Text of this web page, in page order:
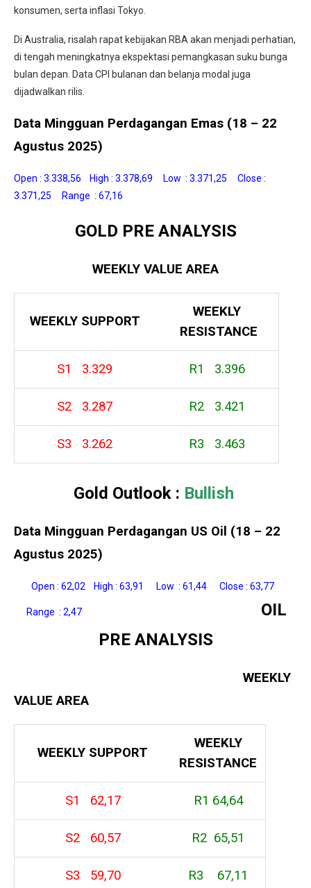
konsumen, serta inflasi Tokyo.
Di Australia, risalah rapat kebijakan RBA akan menjadi perhatian,
di tengah meningkatnya ekspektasi pemangkasan suku bunga
bulan depan. Data CPI bulanan dan belanja modal juga
dijadwalkan rilis.
Data Mingguan Perdagangan Emas (18 – 22
Agustus 2025)
Open : 3.338,56 High : 3.378,69 Low : 3.371,25 Close :
3.371,25 Range : 67,16
GOLD PRE ANALYSIS
WEEKLY VALUE AREA
WEEKLY SUPPORT
WEEKLY
RESISTANCE
S1 3.329 R1 3.396
S2 3.287 R2 3.421
S3 3.262 R3 3.463
Gold Outlook : Bullish
Data Mingguan Perdagangan US Oil (18 – 22
Agustus 2025)
Open : 62,02 High : 63,91 Low : 61,44 Close : 63,77
Range : 2,47
OIL
PRE ANALYSIS
WEEKLY
VALUE AREA
WEEKLY SUPPORT
WEEKLY
RESISTANCE
S1 62,17 R1 64,64
S2 60,57 R2 65,51
S3 59,70 R3 67,11